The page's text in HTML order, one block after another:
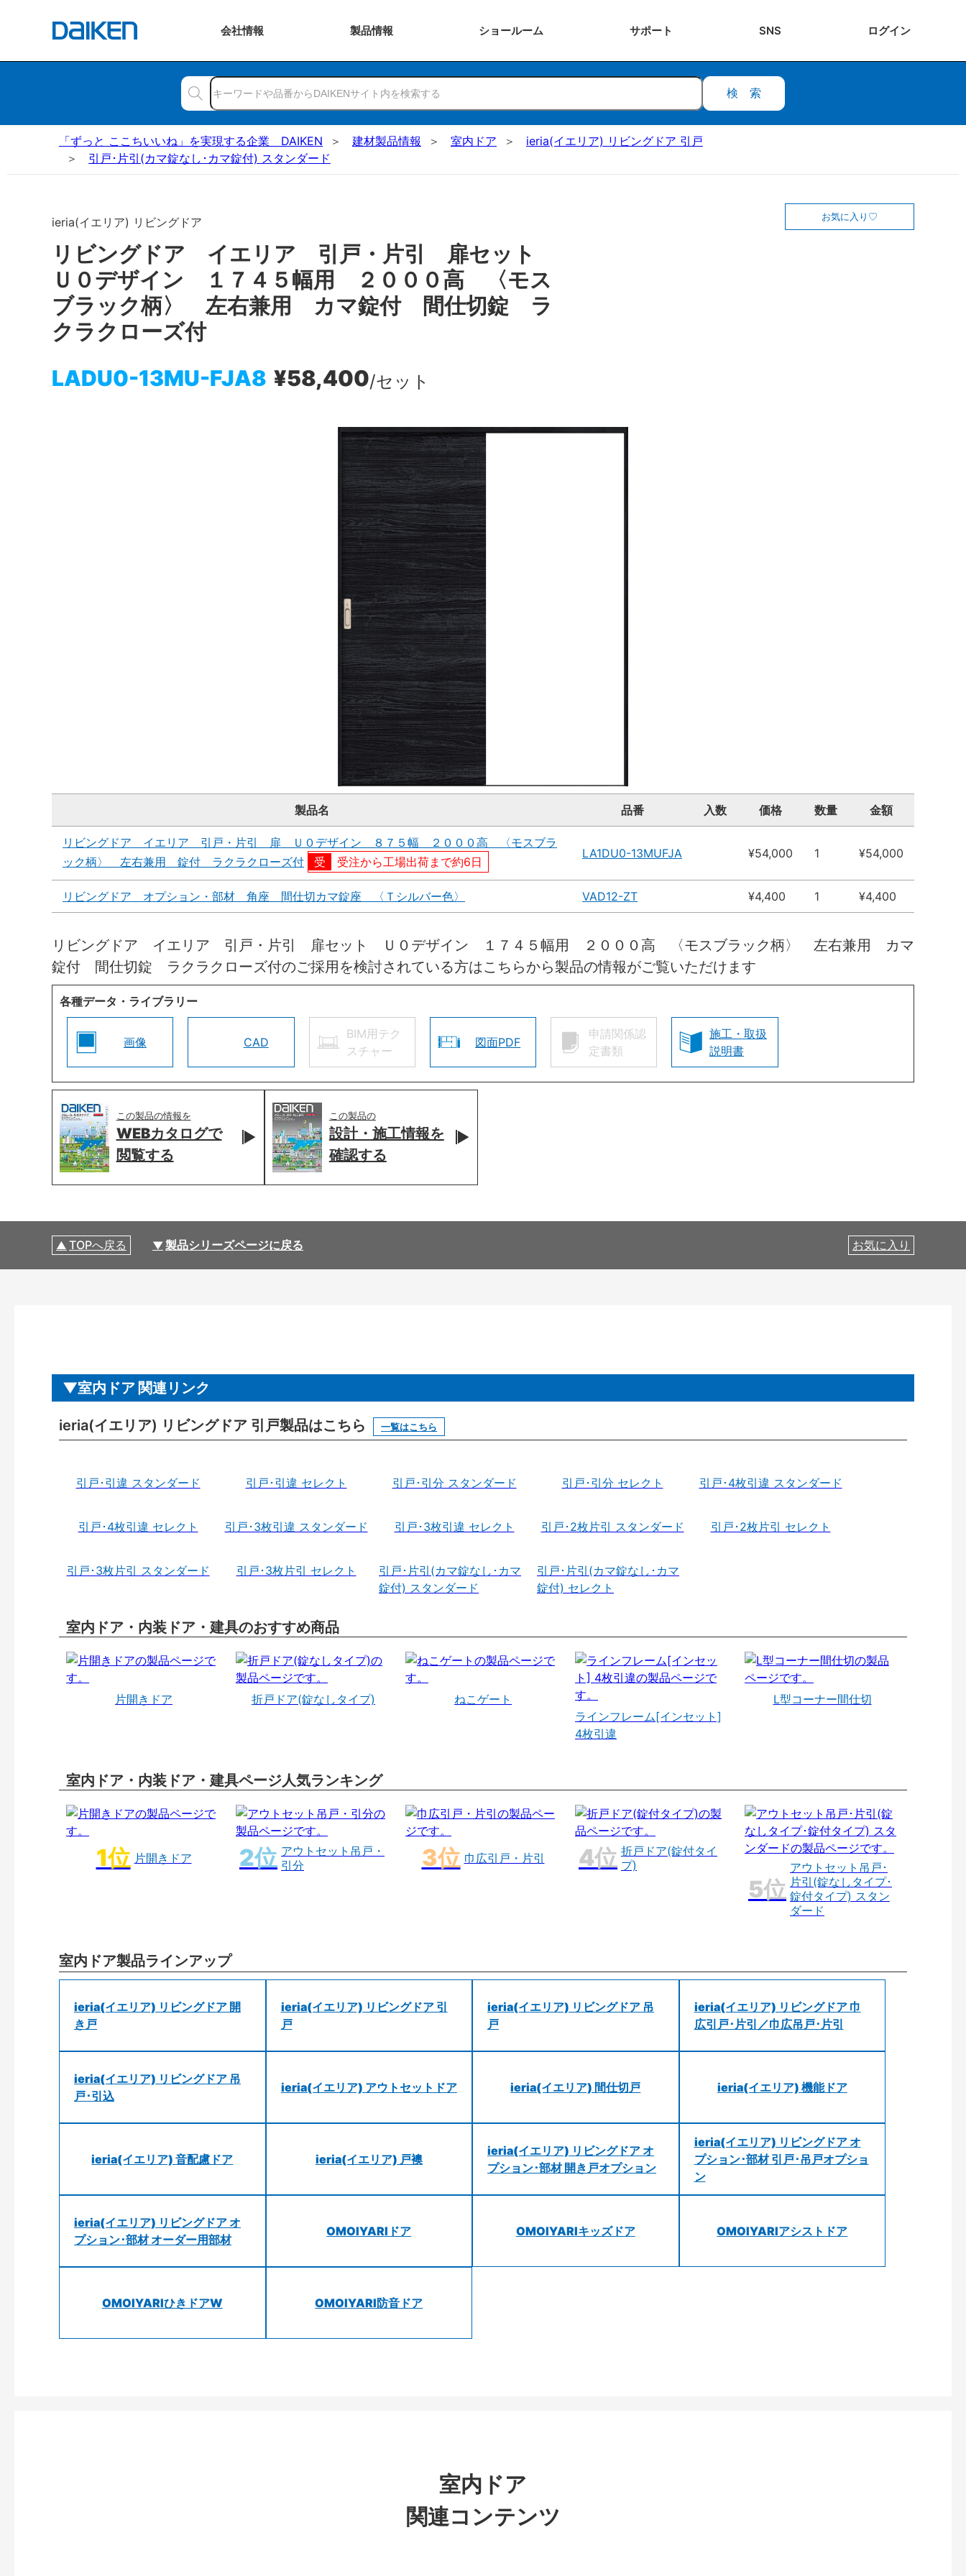
会社情報 製品情報 ショールーム サポート SNS ログイン
検索
「ずっと ここちいいね」を実現する企業 DAIKEN 建材製品情報 室内ドア
ieria(イエリア) リビングドア 引戸
引戸･片引(カマ錠なし･カマ錠付) スタンダード
ieria(イエリア) リビングドア
リビングドア イエリア 引戸・片引 扉セット
Ｕ０デザイン １７４５幅用 ２０００高 〈モス
ブラック柄〉 左右兼用 カマ錠付 間仕切錠 ラ
クラクローズ付
LADU0-13MU-FJA8 ¥58,400/セット
お気に入り
製品名 品番 入数 価格 数量 金額
リビングドア イエリア 引戸・片引 扉 Ｕ０デザイン ８７５幅 ２０００高 〈モスブラ
ック柄〉 左右兼用 錠付 ラクラクローズ付
受注から工場出荷まで約6日
LA1DU0-13MUFJA ¥54,000 1 ¥54,000
リビングドア オプション・部材 角座 間仕切カマ錠座 〈Ｔシルバー色〉 VAD12-ZT ¥4,400 1 ¥4,400
リビングドア イエリア 引戸・片引 扉セット Ｕ０デザイン １７４５幅用 ２０００高 〈モスブラック柄〉 左右兼用 カマ
錠付 間仕切錠 ラクラクローズ付のご採用を検討されている方はこちらから製品の情報がご覧いただけます
各種データ・ライブラリー
画像 CAD
BIM用テク
スチャー
図面PDF
申請関係認
定書類
施工・取扱
説明書
この製品の情報を
WEBカタログで
閲覧する
この製品の
設計・施工情報を
確認する
TOPへ戻る 製品シリーズページに戻る お気に入り
室内ドア 関連リンク
ieria(イエリア) リビングドア 引戸製品はこちら 一覧はこちら
引戸･引違 スタンダード 引戸･引違 セレクト 引戸･引分 スタンダード 引戸･引分 セレクト 引戸･4枚引違 スタンダード
引戸･4枚引違 セレクト 引戸･3枚引違 スタンダード 引戸･3枚引違 セレクト 引戸･2枚片引 スタンダード 引戸･2枚片引 セレクト
引戸･3枚片引 スタンダード 引戸･3枚片引 セレクト
引戸･片引(カマ錠なし･カマ
錠付) スタンダード
引戸･片引(カマ錠なし･カマ
錠付) セレクト
室内ドア・内装ドア・建具のおすすめ商品
片開きドア 折戸ドア(錠なしタイプ)
ねこゲート
ラインフレーム[インセット]
4枚引違
L型コーナー間仕切
室内ドア・内装ドア・建具ページ人気ランキング
片開きドア
アウトセット吊戸・
引分
巾広引戸・片引
折戸ドア(錠付タイ
プ)
アウトセット吊戸･
片引(錠なしタイプ･
錠付タイプ) スタン
ダード
室内ドア製品ラインアップ
ieria(イエリア) リビングドア 開
き戸
ieria(イエリア) リビングドア 引
戸
ieria(イエリア) リビングドア 吊
戸
ieria(イエリア) リビングドア 巾
広引戸･片引／巾広吊戸･片引
ieria(イエリア) リビングドア 吊
戸･引込
ieria(イエリア) アウトセットドア ieria(イエリア) 間仕切戸 ieria(イエリア) 機能ドア
ieria(イエリア) 音配慮ドア ieria(イエリア) 戸襖
ieria(イエリア) リビングドア オ
プション･部材 開き戸オプション
ieria(イエリア) リビングドア オ
プション･部材 引戸･吊戸オプショ
ン
ieria(イエリア) リビングドア オ
プション･部材 オーダー用部材
OMOIYARIドア OMOIYARIキッズドア OMOIYARIアシストドア
OMOIYARIひきドアW OMOIYARI防音ドア
室内ドア
関連コンテンツ